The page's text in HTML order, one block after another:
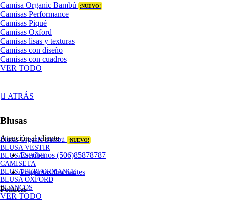
Camisa Organic Bambú ¡NUEVO!
Camisas Performance
Camisas Piqué
Camisas Oxford
Camisas lisas y texturas
Camisas con diseño
Camisas con cuadros
VER TODO
ATRÁS
Blusas
Blusas Organic Bambú ¡NUEVO!
BLUSA VESTIR
BLUSA SPORT
CAMISETA
BLUSA PERFORMANCE
BLUSA OXFORD
BLANCOS
VER TODO
Atención al cliente
Escríbenos (506)85878787
Preguntas frecuentes
Políticas